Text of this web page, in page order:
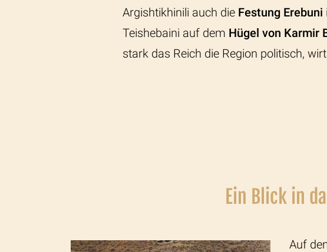
Argishtikhinili auch die Festung Erebuni
Teishebaini auf dem Hügel von Karmir
stark das Reich die Region politisch,
Ein Blick in
Auf